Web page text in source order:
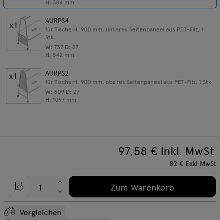
Tamo
Anfragen
Angebot
H: 384 mm
AURPS4
für Tische H. 900 mm, unteres Seitenpaneel aus PET-Filz, 1
Stk.
W: 737 D: 27
H: 542 mm
AURPS2
für Tische H. 900 mm, oberes Seitenpaneel aus PET-Filz, 1 Stk.
W: 609 D: 27
H: 1097 mm
für Tische H. 740 mm, oberes Seitenpaneel aus PET-Filz, 1 Stk.
641
mm
AURP04
97,58 € Inkl. MwSt
82 € Exkl MwSt
Zum Warenkorb
Vergleichen